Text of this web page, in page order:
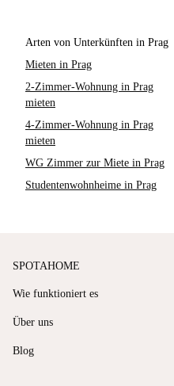
Arten von Unterkünften in Prag
Mieten in Prag
2-Zimmer-Wohnung in Prag
mieten
4-Zimmer-Wohnung in Prag
mieten
WG Zimmer zur Miete in Prag
Studentenwohnheime in Prag
SPOTAHOME
Wie funktioniert es
Über uns
Blog